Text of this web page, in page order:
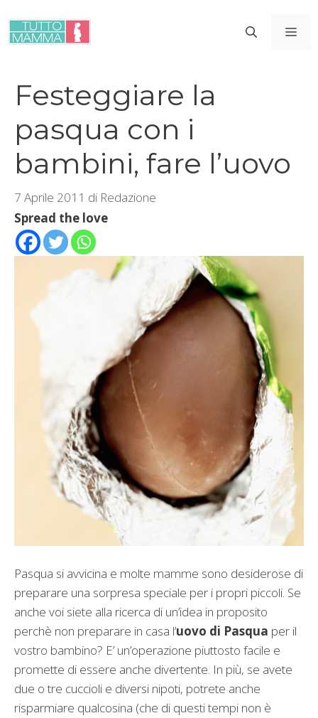
contenuto
Festeggiare la
pasqua con i
bambini, fare l’uovo
7 Aprile 2011 di Redazione
Spread the love
Pasqua si avvicina e molte mamme sono desiderose di
preparare una sorpresa speciale per i propri piccoli. Se
anche voi siete alla ricerca di un’idea in proposito
perchè non preparare in casa l’uovo di Pasqua per il
vostro bambino? E’ un’operazione piuttosto facile e
promette di essere anche divertente. In più, se avete
due o tre cuccioli e diversi nipoti, potrete anche
risparmiare qualcosina (che di questi tempi non è